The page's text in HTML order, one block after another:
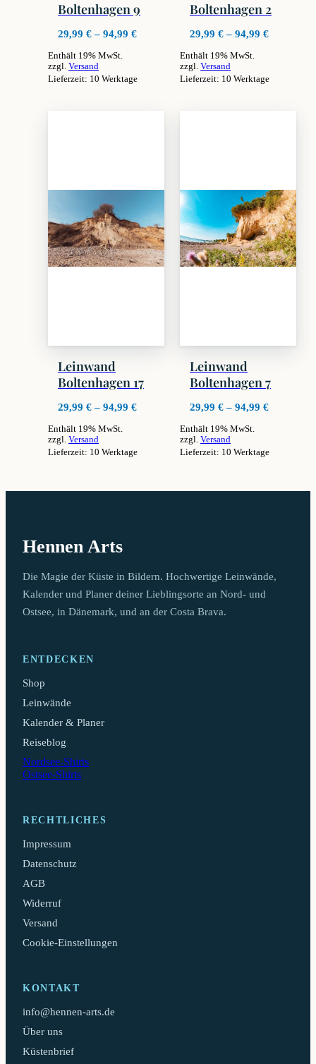
Boltenhagen 9
29,99 € – 94,99 €Preisspanne:
Enthält 19% MwSt.
zzgl. Versand
Lieferzeit: 10 Werktage
Optionen
der
Produktseite
gewählt
werden
Boltenhagen 2
29,99 € – 94,99 €
Enthält 19% MwSt.
zzgl. Versand
Lieferzeit: 10 Werktage
Optionen
können
auf
der
Produktseite
gewählt
werden
Leinwand
Boltenhagen 17
29,99 € – 94,99 €Preisspanne:
Enthält 19% MwSt.
zzgl. Versand
Lieferzeit: 10 Werktage
Die
können
auf
der
Produktseite
Leinwand
Boltenhagen 7
29,99 € – 94,99 €
Enthält 19% MwSt.
zzgl. Versand
Lieferzeit: 10 Werktage
können
der
Produktseite
Hennen Arts
Die Magie der Küste in Bildern. Hochwertige Leinwände,
Kalender und Planer deiner Lieblingsorte an Nord- und
Ostsee, in Dänemark, und an der Costa Brava.
ENTDECKEN
Shop
Leinwände
Kalender & Planer
Reiseblog
Nordsee-Shirts
Ostsee-Shirts
RECHTLICHES
Impressum
Datenschutz
AGB
Widerruf
Versand
Cookie-Einstellungen
KONTAKT
info@hennen-arts.de
Über uns
Küstenbrief